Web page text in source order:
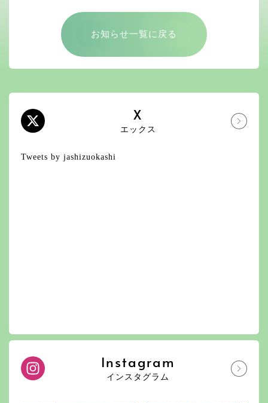
お知らせ一覧に戻る
X
エックス
Tweets by jashizuokashi
Instagram
インスタグラム